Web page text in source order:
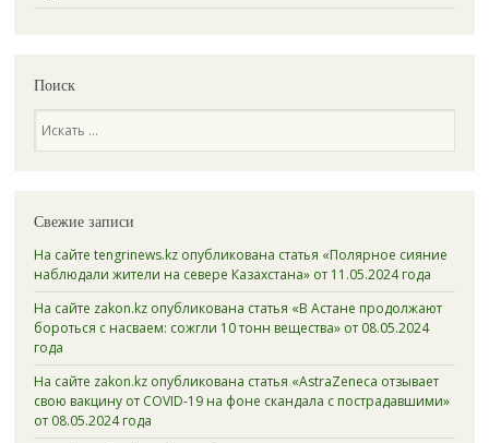
Поиск
Свежие записи
На сайте tengrinews.kz опубликована статья «Полярное сияние
наблюдали жители на севере Казахстана» от 11.05.2024 года
На сайте zakon.kz опубликована статья «В Астане продолжают
бороться с насваем: сожгли 10 тонн вещества» от 08.05.2024
года
На сайте zakon.kz опубликована статья «AstraZeneca отзывает
свою вакцину от COVID-19 на фоне скандала с пострадавшими»
от 08.05.2024 года